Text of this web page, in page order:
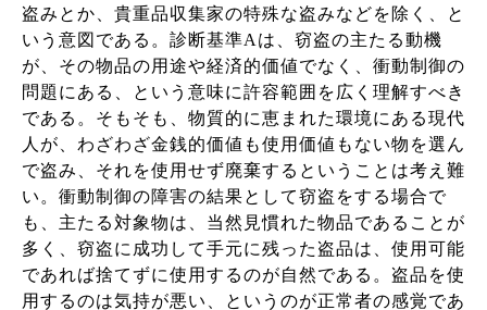
盗みとか、貴重品収集家の特殊な盗みなどを除く、と
いう意図である。診断基準A は、窃盗の主たる動機
が、その物品の用途や経済的価値でなく、衝動制御の
問題にある、という意味に許容範囲を広く理解すべき
である。そもそも、物質的に恵まれた環境にある現代
人が、わざわざ金銭的価値も使用価値もない物を選ん
で盗み、それを使用せず廃棄するということは考え難
い。衝動制御の障害の結果として窃盗をする場合で
も、主たる対象物は、当然見慣れた物品であることが
多く、窃盗に成功して手元に残った盗品は、使用可能
であれば捨てずに使用するのが自然である。盗品を使
用するのは気持が悪い、というのが正常者の感覚であ